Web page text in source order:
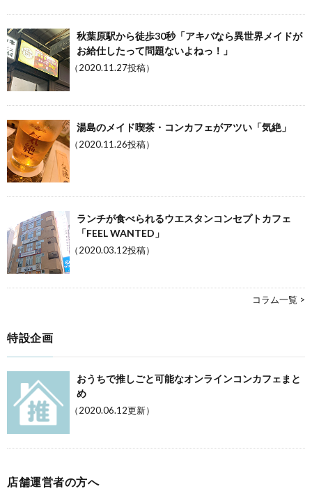
秋葉原駅から徒歩30秒「アキバなら異世界メイドが
お給仕したって問題ないよねっ！」
（2020.11.27投稿）
湯島のメイド喫茶・コンカフェがアツい「気絶」
（2020.11.26投稿）
ランチが食べられるウエスタンコンセプトカフェ
「FEEL WANTED」
（2020.03.12投稿）
コラム一覧 >
特設企画
おうちで推しごと可能なオンラインコンカフェまと
め
（2020.06.12更新）
店舗運営者の方へ